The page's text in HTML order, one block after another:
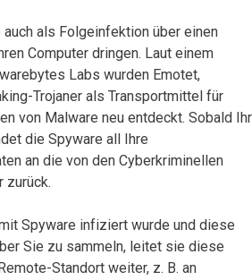
als Folgeinfektion über einen
Computer dringen. Laut einem
Labs wurden Emotet,
Trojaner als Transportmittel für
von Malware neu entdeckt. Sobald Ihr
die Spyware all Ihre
an die von den Cyberkriminellen
zurück.
Spyware infiziert wurde und diese
Sie zu sammeln, leitet sie diese
Standort weiter, z. B. an